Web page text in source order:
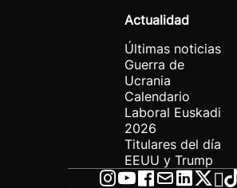
Actualidad
Últimas noticias
Guerra de
Ucrania
Calendario
Laboral Euskadi
2026
Titulares del día
EEUU y Trump